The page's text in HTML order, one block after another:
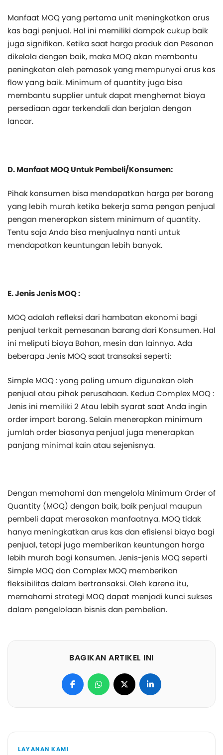
Manfaat MOQ yang pertama unit meningkatkan arus
kas bagi penjual. Hal ini memiliki dampak cukup baik
juga signifikan. Ketika saat harga produk dan Pesanan
dikelola dengen baik, maka MOQ akan membantu
peningkatan oleh pemasok yang mempunyai arus kas
flow yang baik. Minimum of quantity juga bisa
membantu supplier untuk dapat menghemat biaya
persediaan agar terkendali dan berjalan dengan
lancar.
D. Manfaat MOQ Untuk Pembeli/Konsumen:
Pihak konsumen bisa mendapatkan harga per barang
yang lebih murah ketika bekerja sama pengan penjual
pengan menerapkan sistem minimum of quantity.
Tentu saja Anda bisa menjualnya nanti untuk
mendapatkan keuntungan lebih banyak.
E. Jenis Jenis MOQ :
MOQ adalah refleksi dari hambatan ekonomi bagi
penjual terkait pemesanan barang dari Konsumen. Hal
ini meliputi biaya Bahan, mesin dan lainnya. Ada
beberapa Jenis MOQ saat transaksi seperti:
Simple MOQ : yang paling umum digunakan oleh
penjual atau pihak perusahaan. Kedua Complex MOQ :
Jenis ini memiliki 2 Atau lebih syarat saat Anda ingin
order import barang. Selain menerapkan minimum
jumlah order biasanya penjual juga menerapkan
panjang minimal kain atau sejenisnya.
Dengan memahami dan mengelola Minimum Order of
Quantity (MOQ) dengan baik, baik penjual maupun
pembeli dapat merasakan manfaatnya. MOQ tidak
hanya meningkatkan arus kas dan efisiensi biaya bagi
penjual, tetapi juga memberikan keuntungan harga
lebih murah bagi konsumen. Jenis-jenis MOQ seperti
Simple MOQ dan Complex MOQ memberikan
fleksibilitas dalam bertransaksi. Oleh karena itu,
memahami strategi MOQ dapat menjadi kunci sukses
dalam pengelolaan bisnis dan pembelian.
BAGIKAN ARTIKEL INI
LAYANAN KAMI